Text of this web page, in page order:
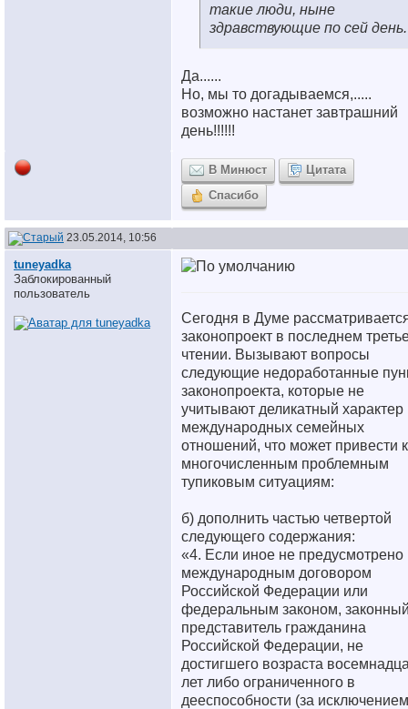
такие люди, ныне
здравствующие по сей день.
Да......
Но, мы то догадываемся,.....
возможно настанет завтрашний
день!!!!!!
В Минюст
Цитата
Спасибо
23.05.2014, 10:56
tuneyadka
Заблокированный
пользователь
Сегодня в Думе
законопроект в последнем
чтении. Вызывают вопросы
следующие недоработанные
законопроекта, которые не
учитывают деликатный характер
международных семейных
отношений, что может привести к
многочисленным проблемным
тупиковым ситуациям:
б) дополнить частью четвертой
следующего содержания:
«4. Если иное не предусмотрено
международным договором
Российской Федерации или
федеральным законом,
представитель гражданина
Российской Федерации, не
достигшего возраста
лет либо ограниченного в
дееспособности (за исключением